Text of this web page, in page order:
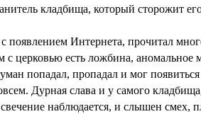
кладбища, который сторожит
Интернета, прочитал
с церковью есть ложбина,
попадал, пропадал и мог появиться
Дурная слава и у самого
наблюдается, и слышен смех,